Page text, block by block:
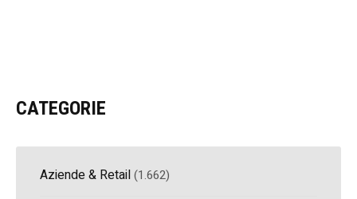
CATEGORIE
Aziende & Retail(1.662)